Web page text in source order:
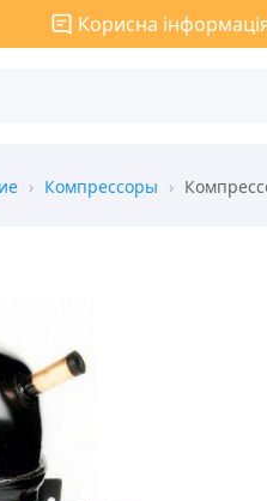
Корисна
› Компрессоры ›